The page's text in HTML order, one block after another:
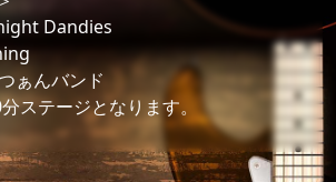
Dandies
ぁんバンド
ステージとなります。